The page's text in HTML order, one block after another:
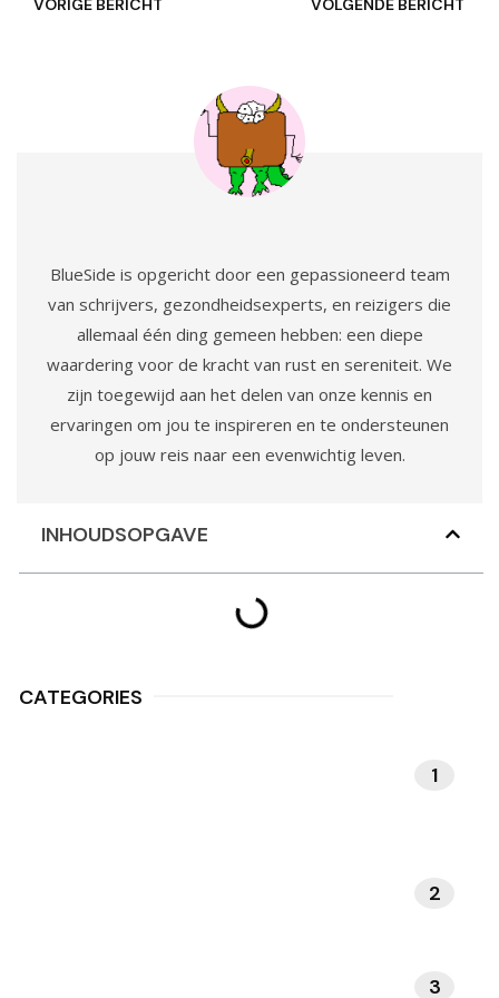
VORIGE BERICHT VOLGENDE BERICHT
BlueSide is opgericht door een gepassioneerd team
van schrijvers, gezondheidsexperts, en reizigers die
allemaal één ding gemeen hebben: een diepe
waardering voor de kracht van rust en sereniteit. We
zijn toegewijd aan het delen van onze kennis en
ervaringen om jou te inspireren en te ondersteunen
op jouw reis naar een evenwichtig leven.
INHOUDSOPGAVE
CATEGORIES
1
2
3